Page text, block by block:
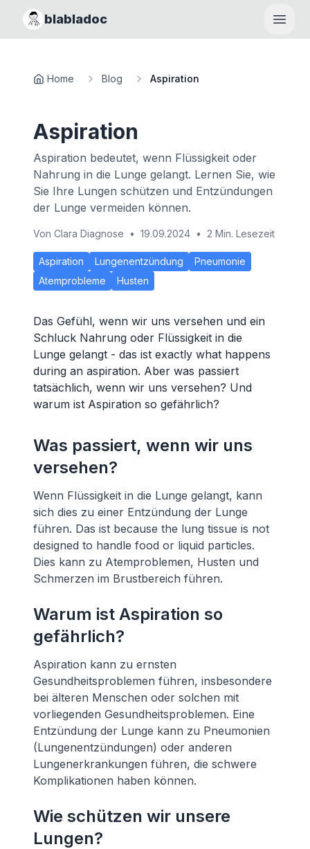
blabladoc
Home Blog Aspiration
Aspiration
Aspiration bedeutet, wenn Flüssigkeit oder
Nahrung in die Lunge gelangt. Lernen Sie, wie
Sie Ihre Lungen schützen und Entzündungen
der Lunge vermeiden können.
Von Clara Diagnose • 19.09.2024 • 2 Min. Lesezeit
Aspiration Lungenentzündung
Pneumonie
Atemprobleme
Husten
Das Gefühl, wenn wir uns versehen und ein
Schluck Nahrung oder Flüssigkeit in die
Lunge gelangt - das ist exactly what happens
during an aspiration. Aber was passiert
tatsächlich, wenn wir uns versehen? Und
warum ist Aspiration so gefährlich?
Was passiert, wenn wir uns
versehen?
Wenn Flüssigkeit in die Lunge gelangt, kann
sich dies zu einer Entzündung der Lunge
führen. Das ist because the lung tissue is not
designed to handle food or liquid particles.
Dies kann zu Atemproblemen, Husten und
Schmerzen im Brustbereich führen.
Warum ist Aspiration so
gefährlich?
Aspiration kann zu ernsten
Gesundheitsproblemen führen, insbesondere
bei älteren Menschen oder solchen mit
vorliegenden Gesundheitsproblemen. Eine
Entzündung der Lunge kann zu Pneumonien
(Lungenentzündungen) oder anderen
Lungenerkrankungen führen, die schwere
Komplikationen haben können.
Wie schützen wir unsere
Lungen?